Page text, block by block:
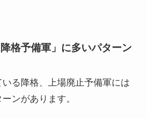
降格予備軍」に多いパターン
る降格、上場廃止予備軍には
ンがあります。